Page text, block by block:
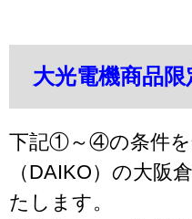
大光電機商品
下記①～④の条件を
（DAIKO）の大阪
たします。